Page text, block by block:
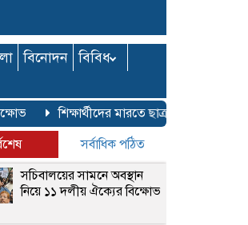
বিনোদন
বিবিধ
শিক্ষার্থীদের মারতে ছাত্রলীগকে নির্দেশ
সর্বাধিক পঠিত
সচিবালয়ের সামনে অবস্থান
নিয়ে ১১ দলীয় ঐক্যের বিক্ষোভ